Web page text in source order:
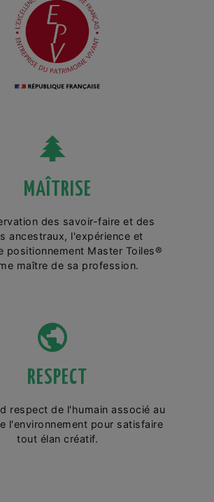
MAÎTRISE
des savoir-faire et des
ancestraux, l'expérience et
positionnement Master Toiles®
maître de sa profession.
RESPECT
respect de l'humain associé au
l'environnement pour satisfaire
tout élan créatif.